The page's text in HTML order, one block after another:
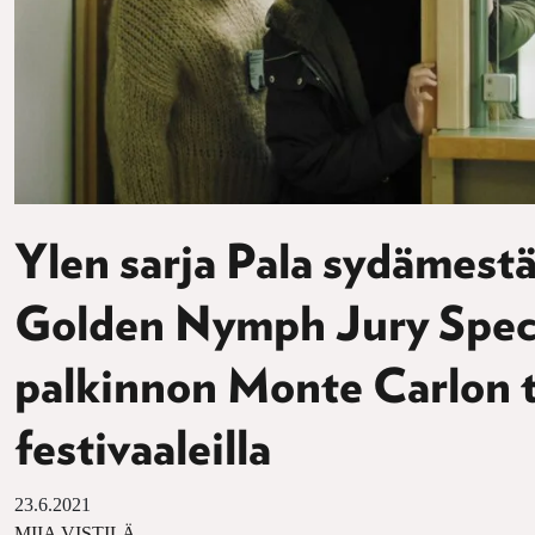
Ylen sarja Pala
Golden Nymph Jury
palkinnon Monte Carlon
festivaaleilla
23.6.2021